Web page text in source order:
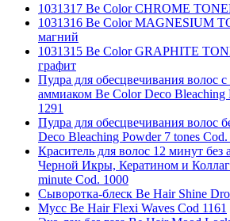
1031317 Be Color CHROME
1031316 Be Color MAGNESIUM
магний
1031315 Be Color GRAPHITE
графит
Пудра для обесцвечивания волос
аммиаком Be Color Deco Bleaching
1291
Пудра для обесцвечивания волос
Deco Bleaching Powder 7 tones
Краситель для волос 12 минут без
Черной Икры, Кератином и
minute Cod. 1000
Сыворотка-блеск Be Hair Shine
Мусс Be Hair Flexi Waves Cod 1161